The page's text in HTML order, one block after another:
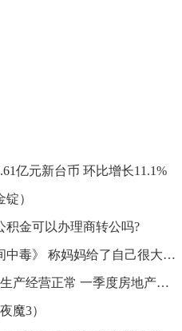
亿元新台币 环比增长11.1%
）
积金可以办理商转公吗?
毒》 称妈妈给了自己很大力量
季度房地产业务收入仅占总体收入的1.31%
魔3）